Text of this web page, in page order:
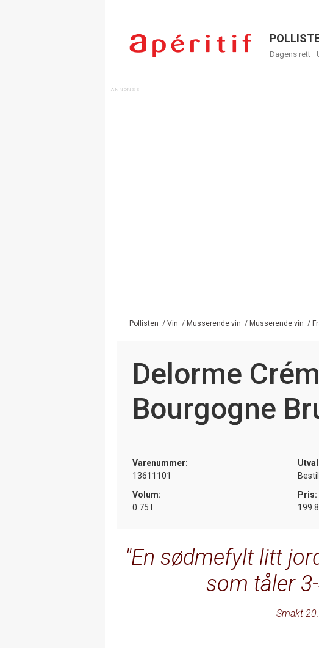
Menu
Dagens rett
Pollisten / Vin / Musserende vin / Musserende vin /
Delorme
Bourgogne
Varenummer:
13611101
Volum:
0.75 l
Pris:
En sødmefylt litt
som tåler
Smakt